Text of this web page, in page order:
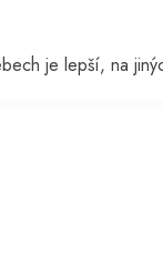
je lepší, na